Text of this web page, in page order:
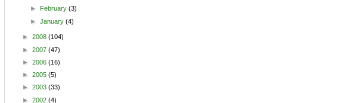
►
February(3)
►January(4)
► 2008 (104)
► 2007 (47)
► 2006 (16)
► 2005 (5)
► 2003 (33)
► 2002 (4)